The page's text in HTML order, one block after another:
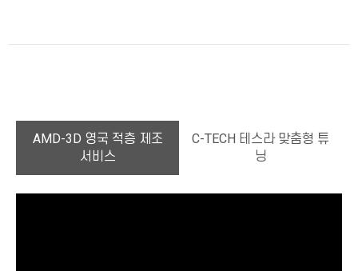
AMD-3D 영국 적층 제조
서비스
C-TECH 테스라 맞춤형 튜
닝